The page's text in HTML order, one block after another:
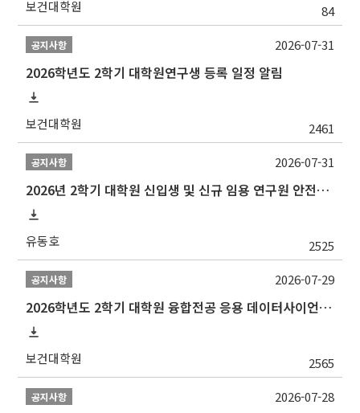
보건대학원 84
공지사항
2026학년도 2학기 대학원연구생 등록 일정 알림
보건대학원 2461
2026-07-31
공지사항
2026년 2학기 대학원 신입생 및 신규 임용 연구원 안전환경교육(신규교육) 실시 안내
유동호 2525
2026-07-31
공지사항
2026학년도 2학기 대학원 융합전공 응용 데이터사이언스 선발 계획 알림
보건대학원 2565
2026-07-29
공지사항 2026-07-28